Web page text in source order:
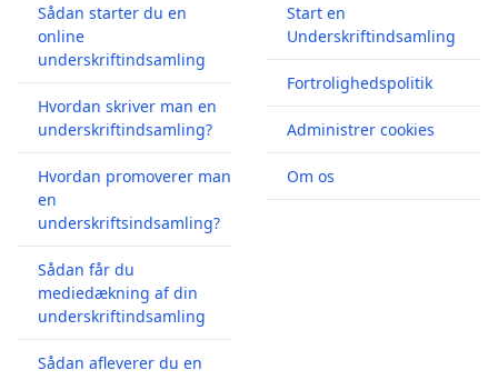
Sådan starter du en
online
underskriftindsamling
Hvordan skriver man en
underskriftindsamling?
Hvordan promoverer man
en
underskriftsindsamling?
Sådan får du
mediedækning af din
underskriftindsamling
Sådan afleverer du en
Start en
Underskriftindsamling
Fortrolighedspolitik
Administrer cookies
Om os